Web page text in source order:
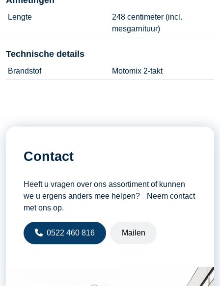
Lengte
248 centimeter (incl.
mesgarnituur)
Technische details
Brandstof Motomix 2-takt
Contact
Heeft u vragen over ons assortiment of kunnen
we u ergens anders mee helpen? Neem contact
met ons op.
0522 460 816 Mailen